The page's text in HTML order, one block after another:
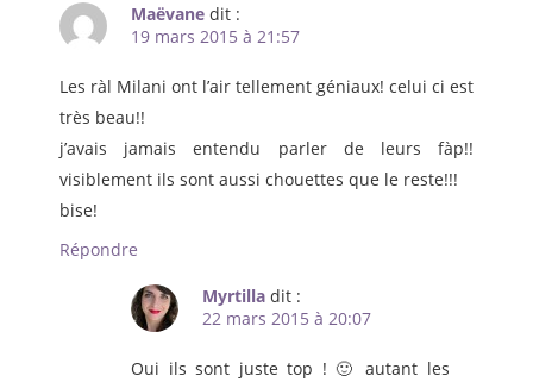
Maëvane dit :
19 mars 2015 à 21:57
Les ràl Milani ont l’air tellement géniaux! celui ci est
très beau!!
j’avais jamais entendu parler de leurs fàp!!
visiblement ils sont aussi chouettes que le reste!!!
bise!
Répondre
Myrtilla dit :
22 mars 2015 à 20:07
Oui ils sont juste top ! 🙂 autant les